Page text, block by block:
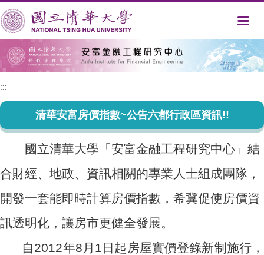
跳
到
主
要
內
容
:::
清華安富房價指數~公告六都行政區資訊!!
國立清華大學「安富金融工程研究中心」結
合財經、地政、資訊相關的專業人士組成團隊，
開發一套能即時計算房價指數，希冀促使房價資
訊透明化，讓房市更健全發展。
自2012年8月1日起房屋實價登錄新制施行，